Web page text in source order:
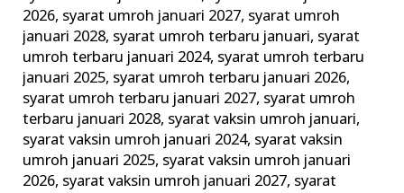
2026, syarat umroh januari 2027, syarat umroh
januari 2028, syarat umroh terbaru januari, syarat
umroh terbaru januari 2024, syarat umroh terbaru
januari 2025, syarat umroh terbaru januari 2026,
syarat umroh terbaru januari 2027, syarat umroh
terbaru januari 2028, syarat vaksin umroh januari,
syarat vaksin umroh januari 2024, syarat vaksin
umroh januari 2025, syarat vaksin umroh januari
2026, syarat vaksin umroh januari 2027, syarat